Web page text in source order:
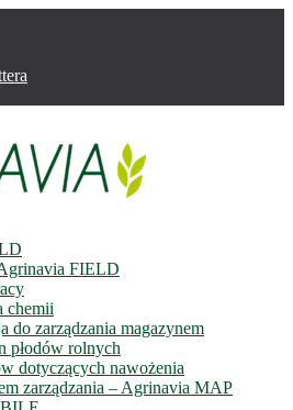
FIELD
chemii
do zarządzania magazynem
płodów rolnych
dotyczących nawożenia
zarządzania – Agrinavia MAP